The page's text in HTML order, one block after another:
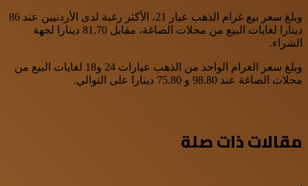
وبلغ سعر بيع غرام الذهب عيار 21، الأكثر رغبة لدى الأردنيين عند 86
دينارا لغايات البيع من محلات الصاغة، مقابل 81.70 دينارا لجهة
الشراء.
وبلغ سعر الغرام الواحد من الذهب عيارات 24 و18 لغايات البيع من
محلات الصاغة عند 98.80 و 75.80 دينارا على التوالي.
مقالات ذات صلة